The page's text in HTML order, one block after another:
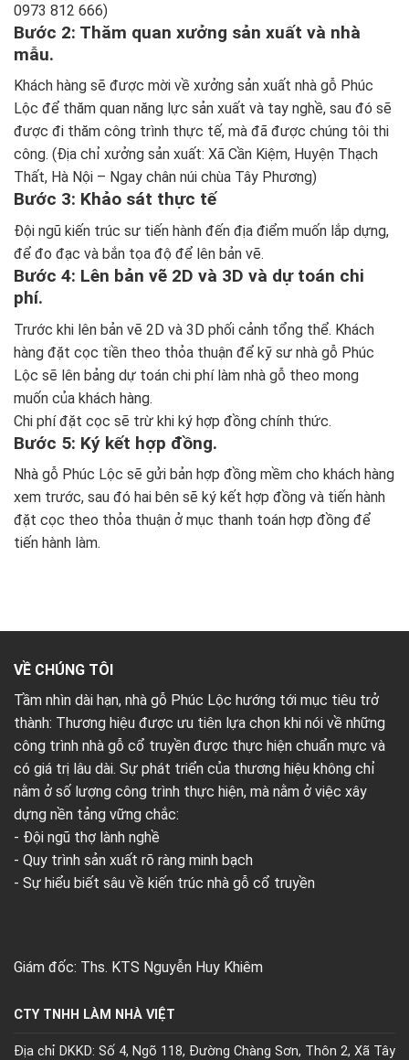
0973 812 666)
Bước 2: Thăm quan xưởng sản xuất và nhà
mẫu.
Khách hàng sẽ được mời về xưởng sản xuất nhà gỗ Phúc
Lộc để thăm quan năng lực sản xuất và tay nghề, sau đó sẽ
được đi thăm công trình thực tế, mà đã được chúng tôi thi
công. (Địa chỉ xưởng sản xuất: Xã Cần Kiệm, Huyện Thạch
Thất, Hà Nội – Ngay chân núi chùa Tây Phương)
Bước 3: Khảo sát thực tế
Đội ngũ kiến trúc sư tiến hành đến địa điểm muốn lắp dựng,
để đo đạc và bắn tọa độ để lên bản vẽ.
Bước 4: Lên bản vẽ 2D và 3D và dự toán chi
phí.
Trước khi lên bản vẽ 2D và 3D phối cảnh tổng thể. Khách
hàng đặt cọc tiền theo thỏa thuận để kỹ sư nhà gỗ Phúc
Lộc sẽ lên bảng dự toán chi phí làm nhà gỗ theo mong
muốn của khách hàng.
Chi phí đặt cọc sẽ trừ khi ký hợp đồng chính thức.
Bước 5: Ký kết hợp đồng.
Nhà gỗ Phúc Lộc sẽ gửi bản hợp đồng mềm cho khách hàng
xem trước, sau đó hai bên sẽ ký kết hợp đồng và tiến hành
đặt cọc theo thỏa thuận ở mục thanh toán hợp đồng để
tiến hành làm.
VỀ CHÚNG TÔI
Tầm nhìn dài hạn, nhà gỗ Phúc Lộc hướng tới mục tiêu trở
thành: Thương hiệu được ưu tiên lựa chọn khi nói về những
công trình nhà gỗ cổ truyền được thực hiện chuẩn mực và
có giá trị lâu dài. Sự phát triển của thương hiệu không chỉ
nằm ở số lượng công trình thực hiện, mà nằm ở việc xây
dựng nền tảng vững chắc:
- Đội ngũ thợ lành nghề
- Quy trình sản xuất rõ ràng minh bạch
- Sự hiểu biết sâu về kiến trúc nhà gỗ cổ truyền
Giám đốc: Ths. KTS Nguyễn Huy Khiêm
CTY TNHH LÀM NHÀ VIỆT
Địa chỉ DKKD: Số 4, Ngõ 118, Đường Chàng Sơn, Thôn 2, Xã Tây